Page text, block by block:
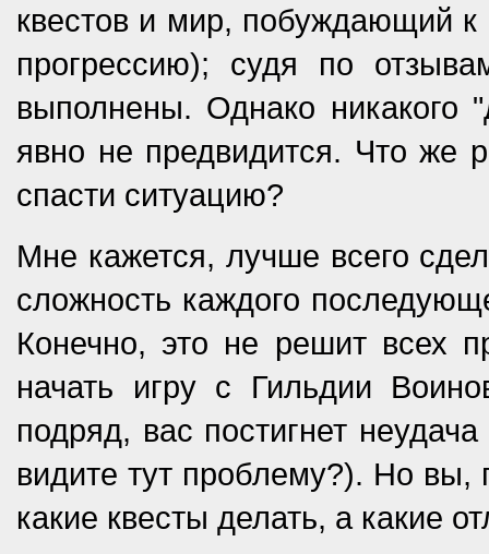
квестов и мир, побуждающий
прогрессию); судя по
выполнены. Однако никакого
явно не предвидится. Что же
спасти ситуацию?
Мне кажется, лучше всего
сложность каждого
Конечно, это не решит всех
начать игру с Гильдии
подряд, вас постигнет
видите тут проблему?). Но
какие квесты делать, а какие